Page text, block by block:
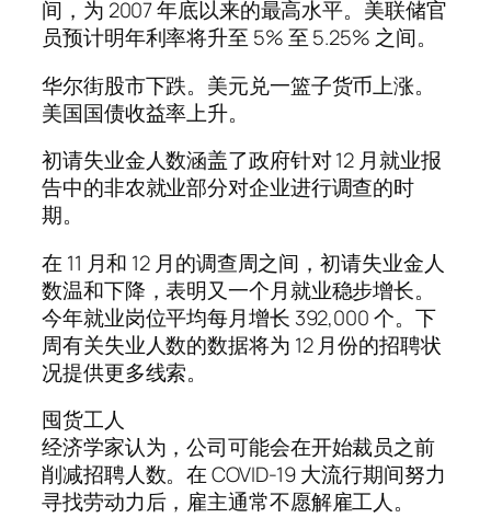
间，为 2007 年底以来的最高水平。美联储官
员预计明年利率将升至 5% 至 5.25% 之间。
华尔街股市下跌。美元兑一篮子货币上涨。
美国国债收益率上升。
初请失业金人数涵盖了政府针对 12 月就业报
告中的非农就业部分对企业进行调查的时
期。
在 11 月和 12 月的调查周之间，初请失业金人
数温和下降，表明又一个月就业稳步增长。
今年就业岗位平均每月增长 392,000 个。下
周有关失业人数的数据将为 12 月份的招聘状
况提供更多线索。
囤货工人
经济学家认为，公司可能会在开始裁员之前
削减招聘人数。在 COVID-19 大流行期间努力
寻找劳动力后，雇主通常不愿解雇工人。